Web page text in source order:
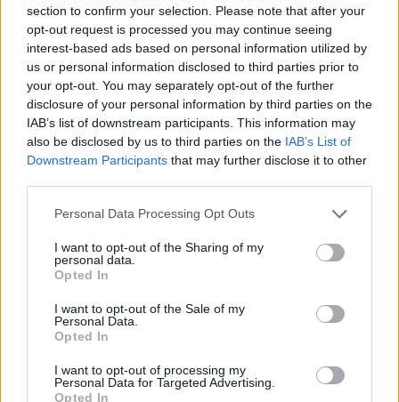
section to confirm your selection. Please note that after your
opt-out request is processed you may continue seeing
interest-based ads based on personal information utilized by
us or personal information disclosed to third parties prior to
your opt-out. You may separately opt-out of the further
disclosure of your personal information by third parties on the
IAB’s list of downstream participants. This information may
also be disclosed by us to third parties on the IAB’s List of
Downstream Participants that may further disclose it to other
Personal Data Processing Opt Outs
I want to opt-out of the Sharing of my
personal data.
Opted In
I want to opt-out of the Sale of my
Personal Data.
Opted In
I want to opt-out of processing my
Personal Data for Targeted Advertising.
Opted In
Marcos Leonardo laat eerste indruk achter bij
Ajax: 'Hier gaan fans van genieten'
Resterend oefenprogramma Ajax: waar zijn de
duels te zien
Ajax groeit onder Míchel, maar transfermarkt
Ajax-talent Mohamed Abdalla schrijft Europese
Shane Kluivert krijgt kans van Flick en begint in
de basis bij FC Barcelona
Ouazane met Lionel Messi